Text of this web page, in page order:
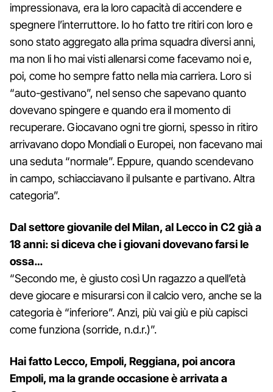
impressionava, era la loro capacità di accendere e
spegnere l’interruttore. Io ho fatto tre ritiri con loro e
sono stato aggregato alla prima squadra diversi anni,
ma non li ho mai visti allenarsi come facevamo noi e,
poi, come ho sempre fatto nella mia carriera. Loro si
“auto-gestivano”, nel senso che sapevano quanto
dovevano spingere e quando era il momento di
recuperare. Giocavano ogni tre giorni, spesso in ritiro
arrivavano dopo Mondiali o Europei, non facevano mai
una seduta “normale”. Eppure, quando scendevano
in campo, schiacciavano il pulsante e partivano. Altra
categoria”.
Dal settore giovanile del Milan, al Lecco in C2 già a
18 anni: si diceva che i giovani dovevano farsi le
ossa…
“Secondo me, è giusto così Un ragazzo a quell’età
deve giocare e misurarsi con il calcio vero, anche se la
categoria è “inferiore”. Anzi, più vai giù e più capisci
come funziona (sorride, n.d.r.)”.
Hai fatto Lecco, Empoli, Reggiana, poi ancora
Empoli, ma la grande occasione è arrivata a